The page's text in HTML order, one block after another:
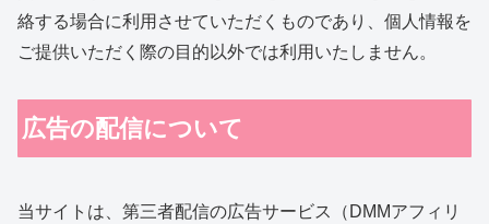
絡する場合に利用させていただくものであり、個人情報を
ご提供いただく際の目的以外では利用いたしません。
広告の配信について
当サイトは、第三者配信の広告サービス（DMMアフィリ